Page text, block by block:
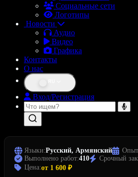
Социальные сети
Логотипы
Новости
Аудио
Видео
Графика
Контакты
О нас
Вход/Регистрация
Языки:Русский, Армянский
Выполнено работ:410 Срочный
Цена:от 1 600 ₽